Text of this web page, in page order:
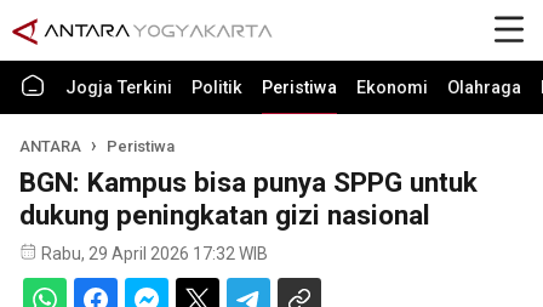
Jogja Terkini Politik Peristiwa Ekonomi Olahraga
ANTARA Peristiwa
BGN: Kampus bisa punya SPPG untuk
dukung peningkatan gizi nasional
Rabu, 29 April 2026 17:32 WIB